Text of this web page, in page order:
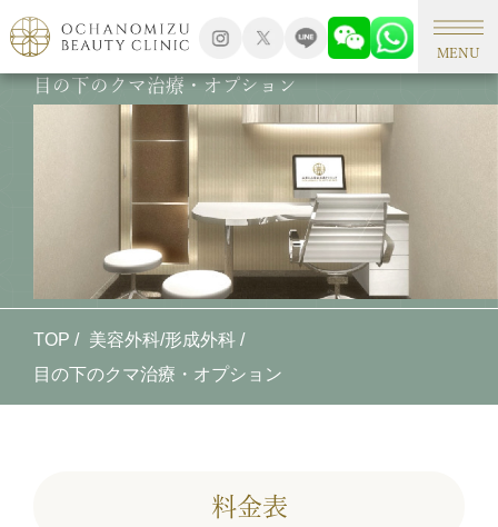
MENU
目の下のクマ治療・オプション
TOP
美容外科/形成外科
目の下のクマ治療・オプション
料金表